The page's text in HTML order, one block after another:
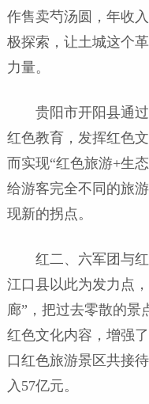
作售卖芍汤圆，年收
极探索，让土城这个
力量。
贵阳市开阳县通
红色教育，发挥红色
而实现“红色旅游+生
给游客完全不同的旅
现新的拐点。
红二、六军团与
江口县以此为发力点
廊”，把过去零散的景
红色文化内容，增强
口红色旅游景区共接
入57亿元。